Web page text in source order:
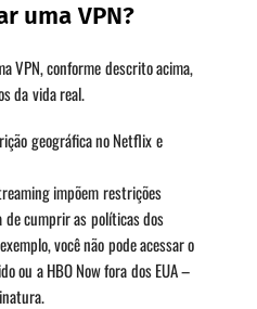
uma VPN?
VPN, conforme descrito acima,
da vida real.
geográfica no Netflix e
impõem restrições
cumprir as políticas dos
você não pode acessar o
ou a HBO Now fora dos EUA –